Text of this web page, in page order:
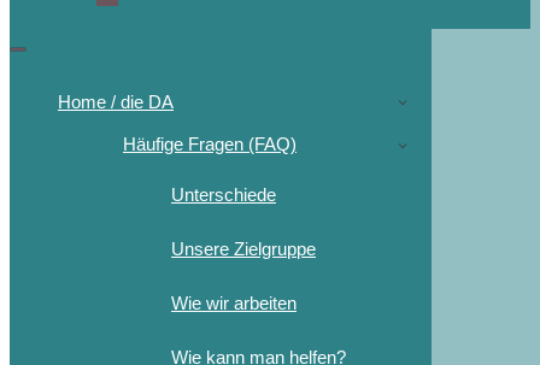
Home / die DA
Häufige Fragen (FAQ)
Unterschiede
Unsere Zielgruppe
Wie wir arbeiten
Wie kann man helfen?